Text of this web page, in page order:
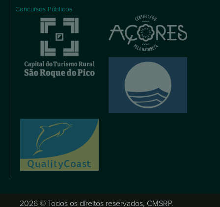
Concursos Públicos
2026 © Todos os direitos reservados, CMSRP.